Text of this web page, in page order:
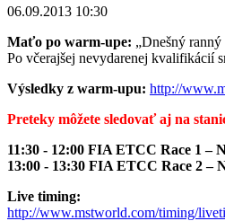
06.09.2013 10:30
Maťo po warm-upe: „Dnešný
Po včerajšej nevydarenej kvalifikácií
Výsledky z warm-upu: http://
Preteky môžete sledovať aj na
11:30 - 12:00 FIA ETCC Race 1 –
13:00 - 13:30 FIA ETCC Race 2 –
Live timing:
http://www.mstworld.com/timing/